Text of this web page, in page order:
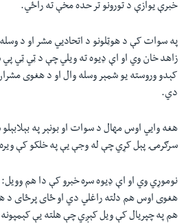
خبرې يوازې د تورونو تر حده مخې ته راځي.
په سوات کې د هوټلونو د اتحاديي مشر او د
زاهد خان وي او اې ډيوه ته ويلي چې د ټي ټي پي
کېدو وروسته يو شمېر وسله وال او د هغوی
دي.
هغه وايي اوس مهال د سوات او بونېر په
سرګرمۍ پېل کړي چې له وجې يې په خلکو کې
نوموړي وي او اې ډيوه سره خبرو کې دا هم
هغوی اوس هم دلته راغلي دي او ځای پرځای د
هم په چپريال کې ويل کېږي چې هلته يې